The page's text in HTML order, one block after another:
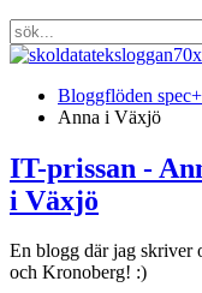
Bloggflöden
Anna i Växjö
IT-prissan -
i Växjö
En blogg där jag skriver
och Kronoberg! :)